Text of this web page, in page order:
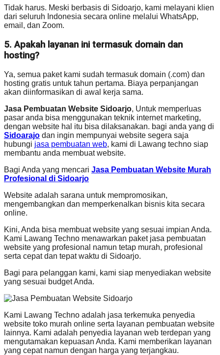
Tidak harus. Meski berbasis di Sidoarjo, kami melayani klien
dari seluruh Indonesia secara online melalui WhatsApp,
email, dan Zoom.
5. Apakah layanan ini termasuk domain dan
hosting?
Ya, semua paket kami sudah termasuk domain (.com) dan
hosting gratis untuk tahun pertama. Biaya perpanjangan
akan diinformasikan di awal kerja sama.
Jasa Pembuatan Website Sidoarjo, Untuk memperluas
pasar anda bisa menggunakan teknik internet marketing,
dengan website hal itu bisa dilaksanakan. bagi anda yang di
Sidoarajo dan ingin mempunyai website segera saja
hubungi jasa pembuatan web, kami di Lawang techno siap
membantu anda membuat website.
Bagi Anda yang mencari Jasa Pembuatan Website Murah
Profesional di Sidoarjo
Website adalah sarana untuk mempromosikan,
mengembangkan dan memperkenalkan bisnis kita secara
online.
Kini, Anda bisa membuat website yang sesuai impian Anda.
Kami Lawang Techno menawarkan paket jasa pembuatan
website yang profesional namun tetap murah, profesional
serta cepat dan tepat waktu di Sidoarjo.
Bagi para pelanggan kami, kami siap menyediakan website
yang sesuai budget Anda.
Kami Lawang Techno adalah jasa terkemuka penyedia
website toko murah online serta layanan pembuatan website
lainnya. Kami adalah penyedia layanan web terdepan yang
mengutamakan kepuasan Anda. Kami memberikan layanan
yang cepat namun dengan harga yang terjangkau.